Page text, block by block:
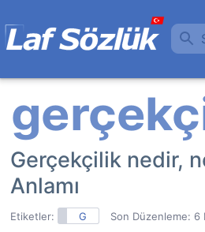
Gerçekçilik nedir,
Anlamı
Etiketler: G Son Düzenleme: 6